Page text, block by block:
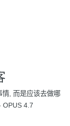
, 而是应该去做哪
OPUS 4.7